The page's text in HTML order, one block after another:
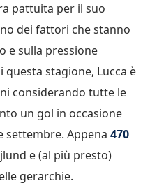
pattuita per il suo
dei fattori che stanno
e sulla pressione
stagione, Lucca è
considerando tutte le
un gol in occasione
settembre. Appena 470
e (al più presto)
gerarchie.